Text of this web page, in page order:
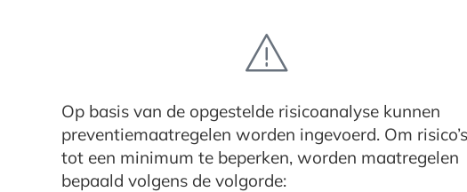
Op basis van de opgestelde risicoanalyse kunnen
preventiemaatregelen worden ingevoerd. Om
tot een minimum te beperken, worden maatregelen
bepaald volgens de volgorde: